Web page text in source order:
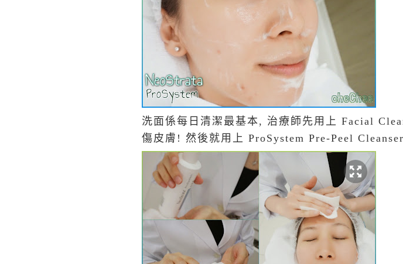
洗面係每日清潔最基本, 治療師先用上 Facial
傷皮膚! 然後就用上 ProSystem Pre-Peel